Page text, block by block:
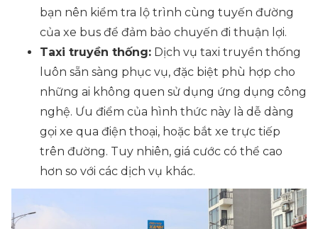
bạn nên kiểm tra lộ trình cùng tuyến đường
của xe bus để đảm bảo chuyến đi thuận lợi.
Taxi truyền thống: Dịch vụ taxi truyền thống
luôn sẵn sàng phục vụ, đặc biệt phù hợp cho
những ai không quen sử dụng ứng dụng công
nghệ. Ưu điểm của hình thức này là dễ dàng
gọi xe qua điện thoại, hoặc bắt xe trực tiếp
trên đường. Tuy nhiên, giá cước có thể cao
hơn so với các dịch vụ khác.